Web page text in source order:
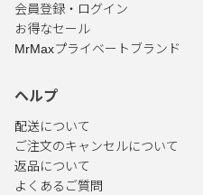
会員登録・ログイン
お得なセール
MrMaxプライベートブランド
ヘルプ
配送について
ご注文のキャンセルについて
返品について
よくあるご質問